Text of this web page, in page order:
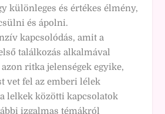
különleges és értékes élmény,
és ápolni.
kapcsolódás, amit a
találkozás alkalmával
ritka jelenségek egyike,
vet fel az emberi lélek
lelkek közötti kapcsolatok
izgalmas témákról